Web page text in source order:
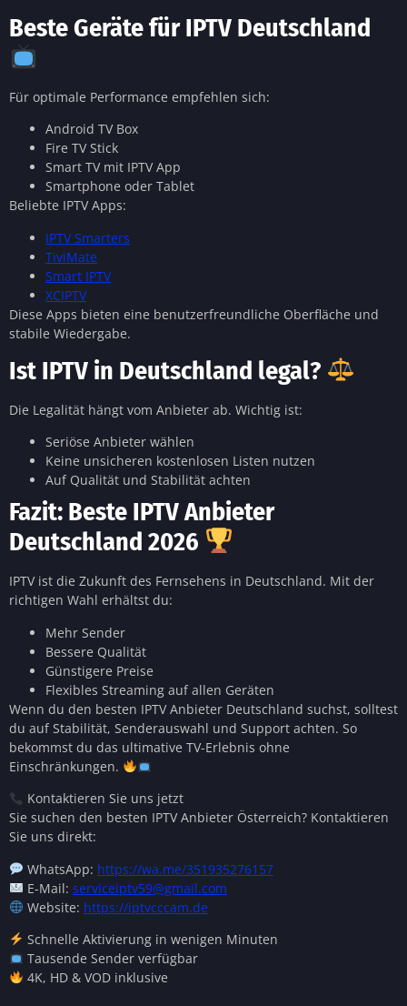
Beste Geräte für IPTV Deutschland
Für optimale Performance empfehlen sich:
Android TV Box
Fire TV Stick
Smart TV mit IPTV App
Smartphone oder Tablet
Beliebte IPTV Apps:
IPTV Smarters
TiviMate
Smart IPTV
XCIPTV
Diese Apps bieten eine benutzerfreundliche Oberfläche und
stabile Wiedergabe.
Ist IPTV in Deutschland legal?
Die Legalität hängt vom Anbieter ab. Wichtig ist:
Seriöse Anbieter wählen
Keine unsicheren kostenlosen Listen nutzen
Auf Qualität und Stabilität achten
Fazit: Beste IPTV Anbieter
Deutschland 2026
IPTV ist die Zukunft des Fernsehens in Deutschland. Mit der
richtigen Wahl erhältst du:
Mehr Sender
Bessere Qualität
Günstigere Preise
Flexibles Streaming auf allen Geräten
Wenn du den besten IPTV Anbieter Deutschland suchst, solltest
du auf Stabilität, Senderauswahl und Support achten. So
bekommst du das ultimative TV-Erlebnis ohne
Einschränkungen.
Kontaktieren Sie uns jetzt
Sie suchen den besten IPTV Anbieter Österreich? Kontaktieren
Sie uns direkt:
WhatsApp: https://wa.me/351935276157
E-Mail: serviceiptv59@gmail.com
Website: https://iptvcccam.de
Schnelle Aktivierung in wenigen Minuten
Tausende Sender verfügbar
4K, HD & VOD inklusive